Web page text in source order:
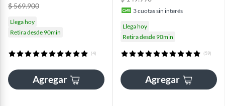
$ 569.900
Llega hoy
Retira desde 90min
(4)
Agregar
3cuotas sin interés
Llega hoy
Retira desde 90min
(59)
Agregar